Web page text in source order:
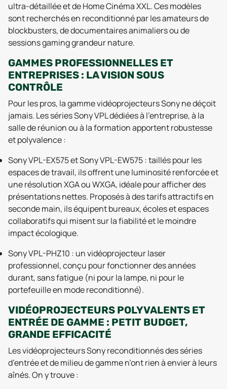
ultra-détaillée et de Home Cinéma XXL. Ces modèles
sont recherchés en reconditionné par les amateurs de
blockbusters, de documentaires animaliers ou de
sessions gaming grandeur nature.
GAMMES PROFESSIONNELLES ET
ENTREPRISES : LA VISION SOUS
CONTRÔLE
Pour les pros, la gamme vidéoprojecteurs Sony ne déçoit
jamais. Les séries Sony VPL dédiées à l’entreprise, à la
salle de réunion ou à la formation apportent robustesse
et polyvalence :
Sony VPL-EX575 et Sony VPL-EW575 : taillés pour les
espaces de travail, ils offrent une luminosité renforcée et
une résolution XGA ou WXGA, idéale pour afficher des
présentations nettes. Proposés à des tarifs attractifs en
seconde main, ils équipent bureaux, écoles et espaces
collaboratifs qui misent sur la fiabilité et le moindre
impact écologique.
Sony VPL-PHZ10 : un vidéoprojecteur laser
professionnel, conçu pour fonctionner des années
durant, sans fatigue (ni pour la lampe, ni pour le
portefeuille en mode reconditionné).
VIDÉOPROJECTEURS POLYVALENTS ET
ENTRÉE DE GAMME : PETIT BUDGET,
GRANDE EFFICACITÉ
Les vidéoprojecteurs Sony reconditionnés des séries
d’entrée et de milieu de gamme n’ont rien à envier à leurs
aînés. On y trouve :